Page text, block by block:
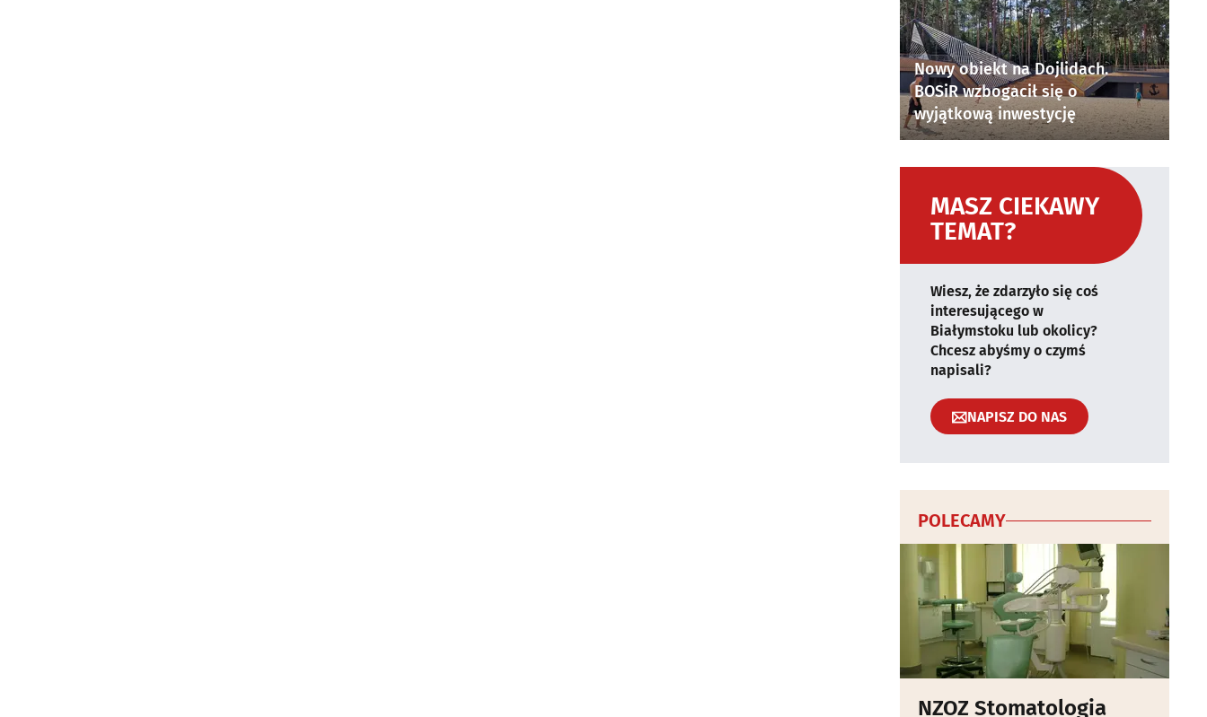
Nowy obiekt na Dojlidach.
BOSiR wzbogacił się o
wyjątkową inwestycję
MASZ CIEKAWY
TEMAT?
Wiesz, że zdarzyło się coś
interesującego w
Białymstoku lub okolicy?
Chcesz abyśmy o czymś
napisali?
NAPISZ DO NAS
POLECAMY
NZOZ Stomatologia